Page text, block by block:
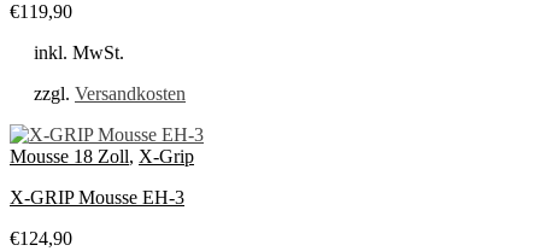
€119,90
inkl. MwSt.
zzgl. Versandkosten
Mousse 18 Zoll, X-Grip
X-GRIP Mousse EH-3
€124,90